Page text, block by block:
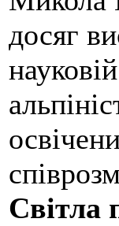
досяг
Світла